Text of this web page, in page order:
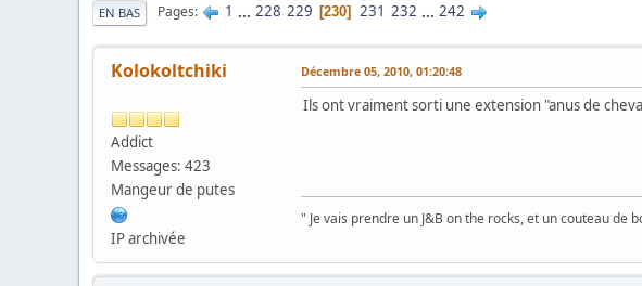
EN BAS Pages 1 ... 228 229 230 231 232 ... 242
Kolokoltchiki
Addict
Messages: 423
Mangeur de putes
IP archivée
Décembre 05, 2010, 01:20:48
Ils ont vraiment sorti une extension "anus de
" Je vais prendre un J&B on the rocks, et un couteau de